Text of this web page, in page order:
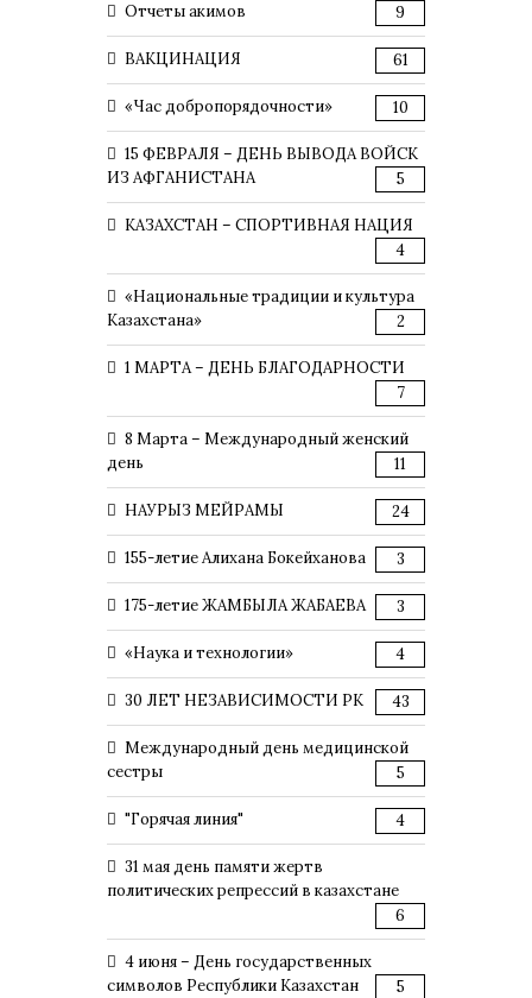
Отчеты акимов 9
ВАКЦИНАЦИЯ 61
«Час добропорядочности» 10
15 ФЕВРАЛЯ – ДЕНЬ ВЫВОДА ВОЙСК
ИЗ АФГАНИСТАНА
5
КАЗАХСТАН – СПОРТИВНАЯ НАЦИЯ
4
«Национальные традиции и культура
Казахстана»
2
1 МАРТА – ДЕНЬ БЛАГОДАРНОСТИ
7
8 Марта – Международный женский
день
11
НАУРЫЗ МЕЙРАМЫ 24
155-летие Алихана Бокейханова 3
175-летие ЖАМБЫЛА ЖАБАЕВА 3
«Наука и технологии» 4
30 ЛЕТ НЕЗАВИСИМОСТИ РК 43
Международный день медицинской
сестры
5
"Горячая линия" 4
31 мая день памяти жертв
политических репрессий в казахстане
6
4 июня – День государственных
символов Республики Казахстан
5